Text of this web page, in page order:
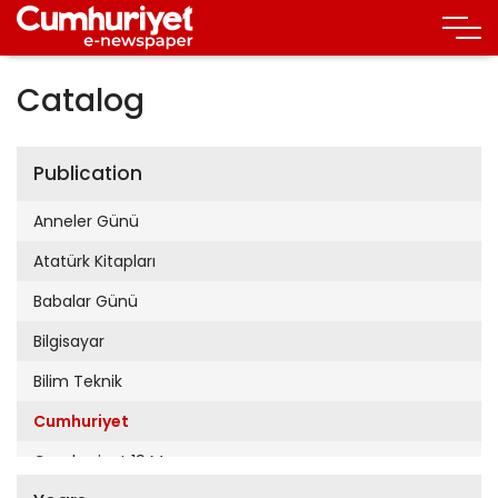
Catalog
Publication
Anneler Günü
Atatürk Kitapları
Babalar Günü
Bilgisayar
Bilim Teknik
Cumhuriyet
Cumhuriyet 19 Mayıs